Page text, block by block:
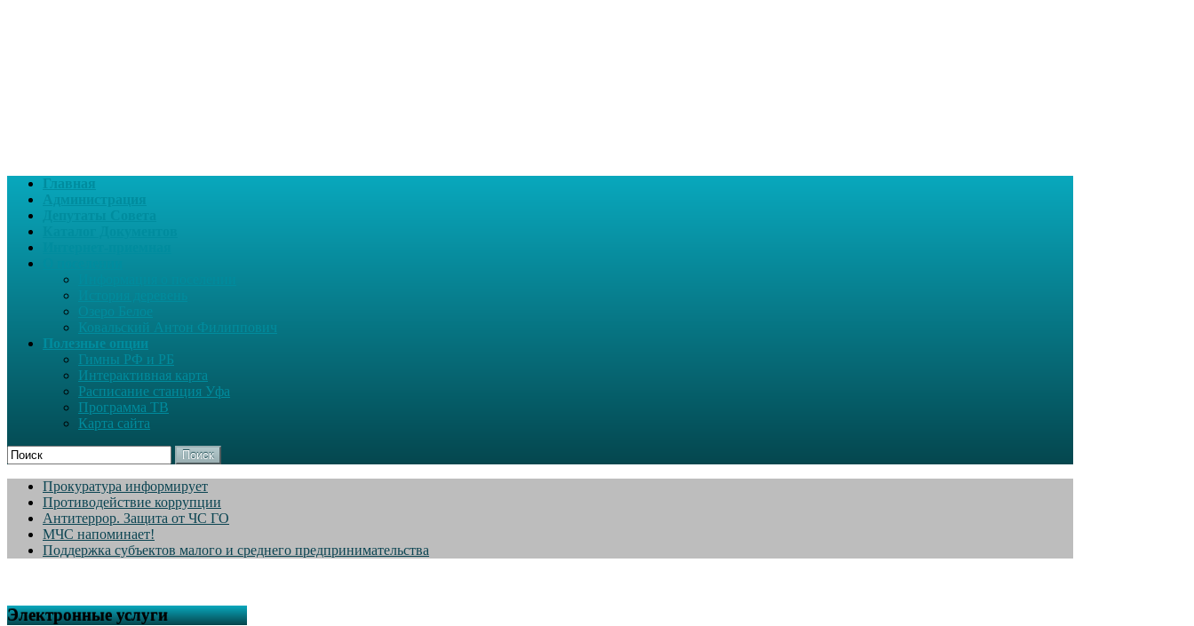
Главная
Администрация
Ковальский Антон Филиппович
Полезные опции
Гимны РФ и РБ
Интерактивная карта
Расписание станция Уфа
Программа ТВ
Карта сайта
Поиск
Прокуратура информирует
Противодействие коррупции
Антитеррор. Защита от ЧС ГО
МЧС напоминает!
Поддержка субъектов малого и среднего предпринимательства
Электронные услуги